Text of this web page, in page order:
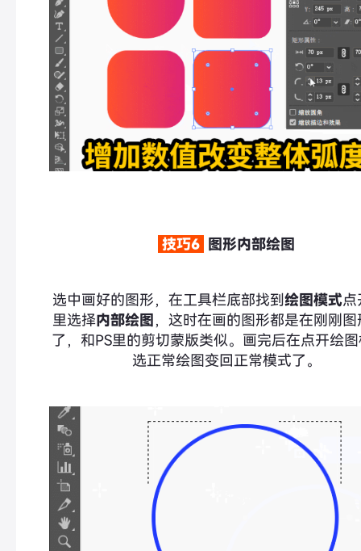
技巧6 图形内部绘图
选中画好的图形，在工具栏底部找到 绘图模式
里选择内部绘图 ，这时在画的图形都是在刚刚
了，和PS里的剪切蒙版类似。画完后在点开绘
选正常绘图变回正常模式了。